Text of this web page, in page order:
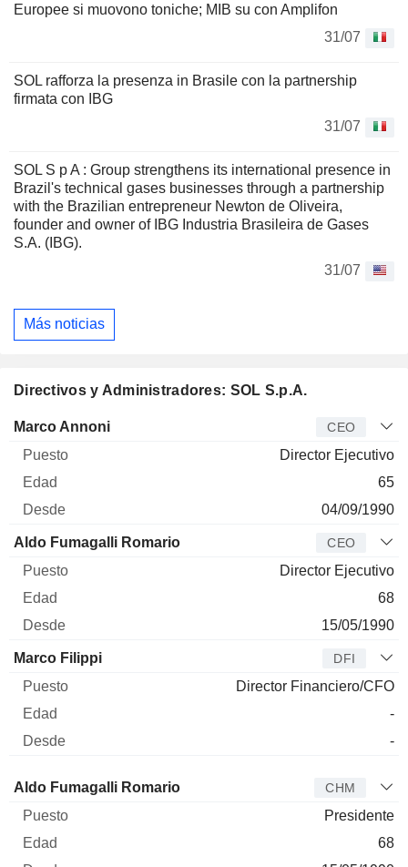
Europee si muovono toniche; MIB su con Amplifon
31/07
SOL rafforza la presenza in Brasile con la partnership
firmata con IBG
31/07
SOL S p A : Group strengthens its international presence in
Brazil's technical gases businesses through a partnership
with the Brazilian entrepreneur Newton de Oliveira,
founder and owner of IBG Industria Brasileira de Gases
S.A. (IBG).
31/07
Más noticias
Directivos y Administradores: SOL S.p.A.
Director Puesto
Marco Annoni CEO
Director Ejecutivo
65
04/09/1990
Aldo Fumagalli Romario CEO
Director Ejecutivo
68
15/05/1990
Marco Filippi DFI
Director Financiero/CFO
-
-
Administrador Puesto Edad
Aldo Fumagalli Romario CHM
Presidente
68